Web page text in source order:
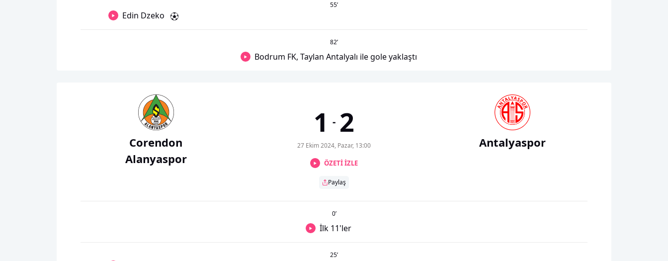
55’
Edin Dzeko
82’
Bodrum FK, Taylan Antalyalı ile gole yaklaştı
Corendon
Alanyaspor
1 - 2
27 Ekim 2024, Pazar, 13:00
ÖZETİ İZLE
Paylaş
Antalyaspor
0’
İlk 11'ler
25’